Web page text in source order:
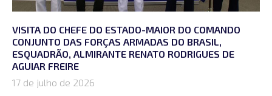
VISITA DO CHEFE DO ESTADO-MAIOR DO COMANDO
CONJUNTO DAS FORÇAS ARMADAS DO BRASIL,
ESQUADRÃO, ALMIRANTE RENATO RODRIGUES DE
AGUIAR FREIRE
17 de julho de 2026